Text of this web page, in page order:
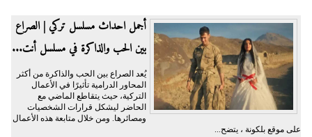
أجمل احداث مسلسل تركي | الصراع
بين الحب والذاكرة في مسلسل أنت...
يُعد الصراع بين الحب والذاكرة من أكثر
المحاور الدرامية تأثيرًا في الأعمال
التركية، حيث يتقاطع الماضي مع
الحاضر ليشكل قرارات الشخصيات
ومصائرها. ومن خلال متابعة هذه الأعمال
على موقع بلكونة ، يتضح...